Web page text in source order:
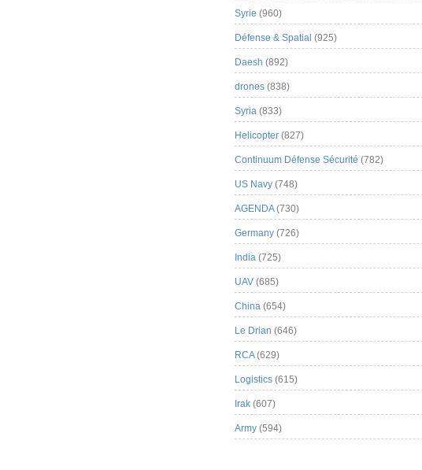
Syrie (960)
Défense & Spatial (925)
Daesh (892)
drones (838)
Syria (833)
Helicopter (827)
Continuum Défense Sécurité (782)
US Navy (748)
AGENDA(730)
Germany (726)
India (725)
UAV (685)
China (654)
Le Drian (646)
RCA(629)
Logistics (615)
Irak (607)
Army (594)